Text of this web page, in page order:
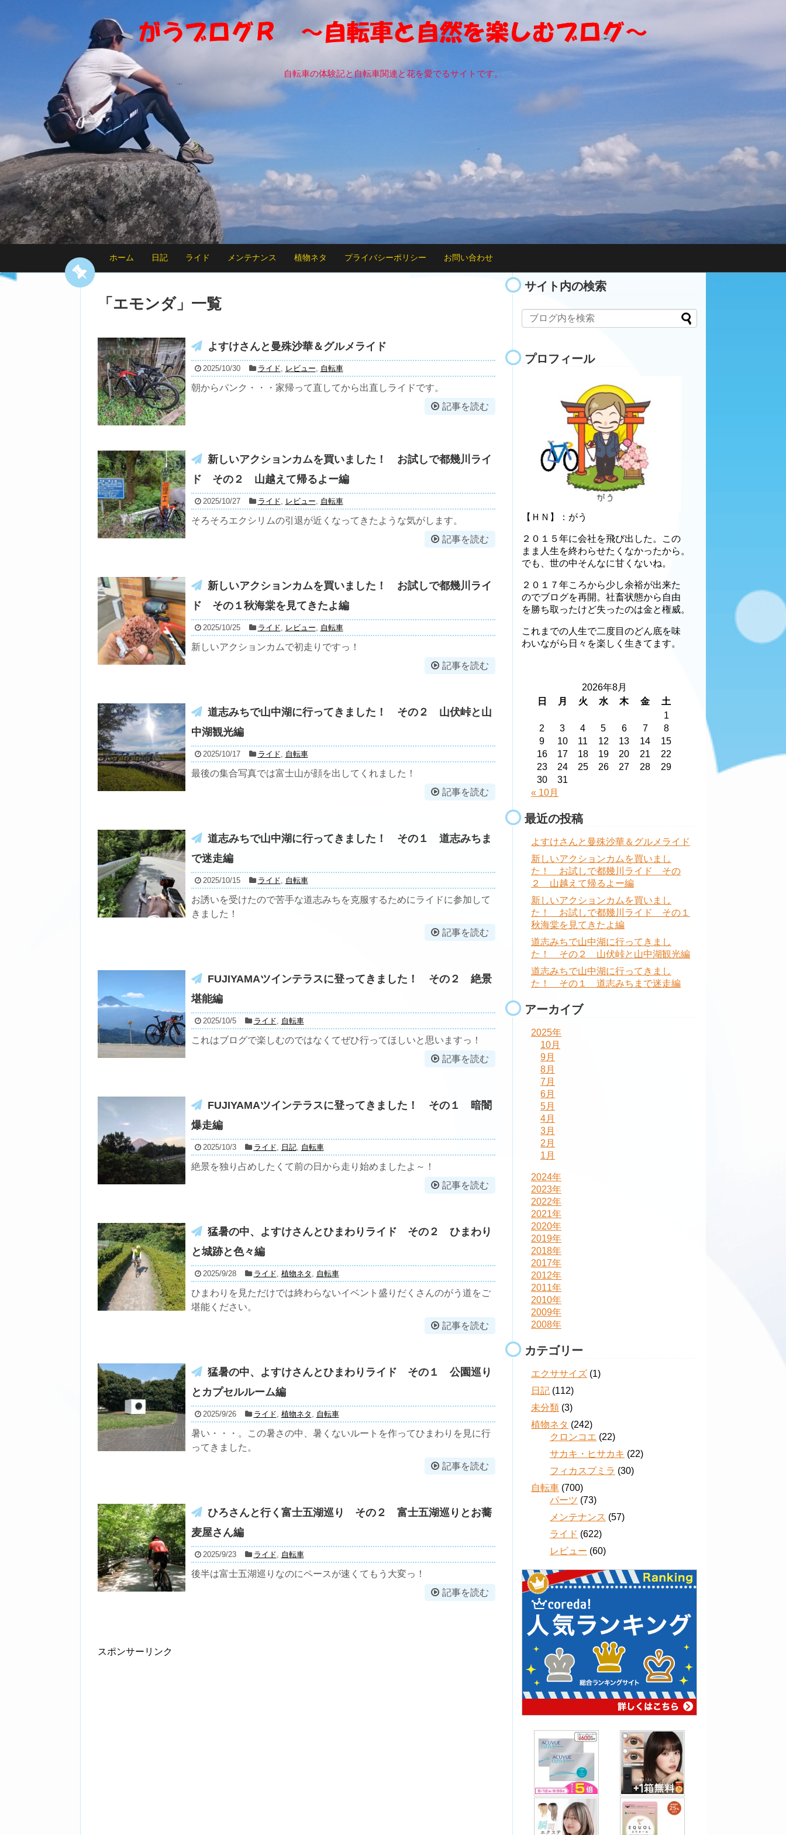
自転車の体験記と自転車関連と花を愛でるサイトです。
ホーム 日記 ライド メンテナンス 植物ネタ プライバシーポリシー お問い合わせ
「 エモンダ」 一覧
よすけさんと曼殊沙華＆グルメライド
2025/10/30 ライド レビュー 自転車
朝からパンク・・・家帰って直してから出直しライドです。
記事を読む
新しいアクションカムを買いました！ お試しで都幾川ライ
ド その２ 山越えて帰るよー編
2025/10/27 ライド レビュー 自転車
そろそろエクシリムの引退が近くなってきたような気がします。
記事を読む
新しいアクションカムを買いました！ お試しで都幾川ライ
ド その１秋海棠を見てきたよ編
2025/10/25 ライド レビュー 自転車
新しいアクションカムで初走りですっ！
記事を読む
道志みちで山中湖に行ってきました！ その２ 山伏峠と山
中湖観光編
2025/10/17 ライド 自転車
最後の集合写真では富士山が顔を出してくれました！
記事を読む
道志みちで山中湖に行ってきました！ その１ 道志みちま
で迷走編
2025/10/15 ライド 自転車
お誘いを受けたので苦手な道志みちを克服するためにライドに参加して
きました！
記事を読む
FUJIYAMAツインテラスに登ってきました！ その２ 絶景
堪能編
2025/10/5 ライド 自転車
これはブログで楽しむのではなくてぜひ行ってほしいと思いますっ！
記事を読む
FUJIYAMAツインテラスに登ってきました！ その１ 暗闇
爆走編
2025/10/3 ライド 日記, 自転車
絶景を独り占めしたくて前の日から走り始めましたよ～！
記事を読む
猛暑の中、よすけさんとひまわりライド その２ ひまわり
と城跡と色々編
2025/9/28 ライド 植物ネタ 自転車
ひまわりを見ただけでは終わらないイベント盛りだくさんのがう道をご
堪能ください。
記事を読む
猛暑の中、よすけさんとひまわりライド その１ 公園巡り
とカプセルルーム編
2025/9/26 ライド 植物ネタ 自転車
暑い・・・。この暑さの中、暑くないルートを作ってひまわりを見に行
ってきました。
記事を読む
ひろさんと行く富士五湖巡り その２ 富士五湖巡りとお蕎
麦屋さん編
2025/9/23 ライド 自転車
後半は富士五湖巡りなのにペースが速くてもう大変っ！
記事を読む
スポンサーリンク
サイト内の検索
プロフィール
【ＨＮ】：がう
２０１５年に会社を飛び出した。この
まま人生を終わらせたくなかったから。
でも、世の中そんなに甘くないね。
２０１７年ころから少し余裕が出来た
のでブログを再開。社畜状態から自由
を勝ち取ったけど失ったのは金と権威。
これまでの人生で二度目のどん底を味
わいながら日々を楽しく生きてます。
2026年8月
日
月 火 水 木 金
土
1
2
3 4 5 6 7
8
9
10 11 12 13 14
15
16
17 18 19 20 21
22
23
24 25 26 27 28
29
30
31
« 10月
最近の投稿
よすけさんと曼殊沙華＆グルメライド
新しいアクションカムを買いまし
た！ お試しで都幾川ライド その
２ 山越えて帰るよー編
新しいアクションカムを買いまし
た！ お試しで都幾川ライド その１
秋海棠を見てきたよ編
道志みちで山中湖に行ってきまし
た！ その２ 山伏峠と山中湖観光編
道志みちで山中湖に行ってきまし
た！ その１ 道志みちまで迷走編
アーカイブ
2025年
10月
9月
8月
7月
6月
5月
4月
3月
2月
1月
2024年
2023年
2022年
2021年
2020年
2019年
2018年
2017年
2012年
2011年
2010年
2009年
2008年
カテゴリー
エクササイズ (1)
日記 (112)
未分類 (3)
植物ネタ (242)
クロンコエ (22)
サカキ・ヒサカキ (22)
フィカスプミラ (30)
自転車 (700)
パーツ (73)
メンテナンス (57)
ライド (622)
レビュー (60)